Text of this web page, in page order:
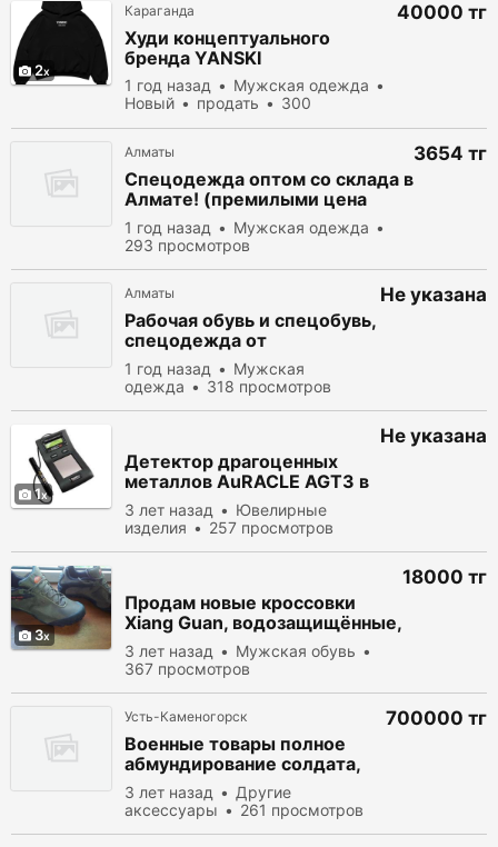
2
Караганда
Худи концептуального
бренда YANSKI
1 год назад
Мужская одежда
Новый
продать
300
40000 тг
Алматы
Спецодежда оптом со склада в
Алмате! (премилыми цена
хороший качество)
1 год назад
Мужская одежда
293 просмотров
3654 тг
Алматы
Рабочая обувь и спецобувь,
спецодежда от
производителя
1 год назад
Мужская
одежда
318 просмотров
Не указана
1
Детектор драгоценных
металлов AuRACLE AGT3 в
Астане
3 лет назад
Ювелирные
изделия
257 просмотров
Не указана
3
Продам новые кроссовки
Xiang Guan, водозащищённые,
удобные, лёгкие
3 лет назад
Мужская обувь
367 просмотров
18000 тг
Усть-Каменогорск
Военные товары полное
абмундирование солдата,
тактический жилет, шлем,
сапоги.
3 лет назад
Другие
аксессуары
261 просмотров
700000 тг